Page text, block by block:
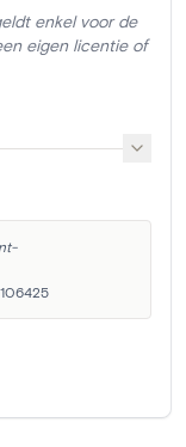
enkel voor de
eigen licentie of